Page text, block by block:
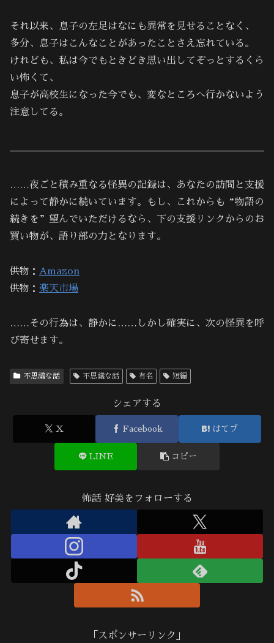
それ以来、息子の左足はなにも異常を見せることなく、
多分、息子はこんなことがあったことさえ忘れている。
けれども、私は今でもときどき思い出してぞっとするくら
い怖くて、
息子が高校生になった今でも、変なところへ行かないよう
注意してる。
……夜ごと積み重なる怪異の記録は、あなたの訪問と支援
によって静かに続いています。もし、これからも“物語の
続きを”望んでいただけるなら、下の支援リンクからのお
買い物が、語り部の力となります。
供物： Amazon
供物： 楽天市場
……その行為は、静かに……しかし確実に、次の怪異を呼
び寄せます。
不思議な話 不思議な話 有名 短編
シェアする
X Facebook はてブ
LINE コピー
怖話 好美をフォローする
「スポンサーリンク」